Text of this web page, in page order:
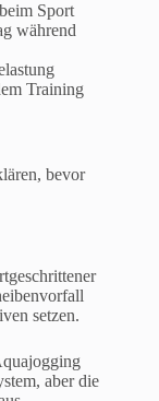
Sport
während
Training
bevor
setzen.
aber die